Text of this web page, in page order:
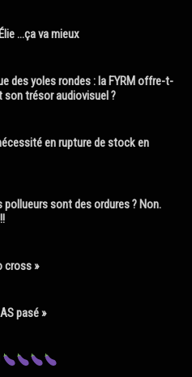
…ça va mieux
des yoles rondes : la FYRM offre-t-
son trésor audiovisuel ?
en rupture de stock en
pollueurs sont des ordures ? Non.
cross »
pasé »